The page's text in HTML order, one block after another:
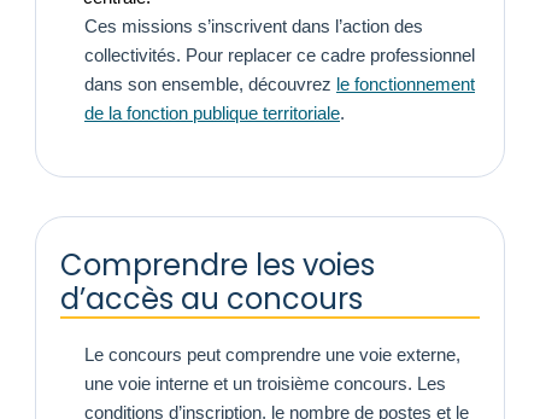
Ces missions s’inscrivent dans l’action des
collectivités. Pour replacer ce cadre professionnel
dans son ensemble, découvrez le fonctionnement
de la fonction publique territoriale.
Comprendre les voies
d’accès au concours
Le concours peut comprendre une voie externe,
une voie interne et un troisième concours. Les
conditions d’inscription, le nombre de postes et le